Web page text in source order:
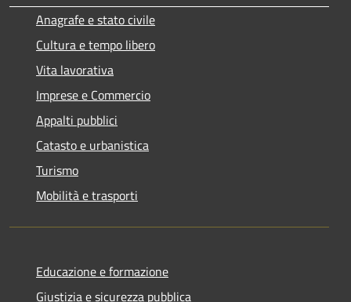
Anagrafe e stato civile
Cultura e tempo libero
Vita lavorativa
Imprese e Commercio
Appalti pubblici
Catasto e urbanistica
Turismo
Mobilità e trasporti
Educazione e formazione
Giustizia e sicurezza pubblica